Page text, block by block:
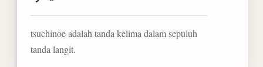
tsuchinoe adalah tanda kelima dalam sepuluh
tanda langit.